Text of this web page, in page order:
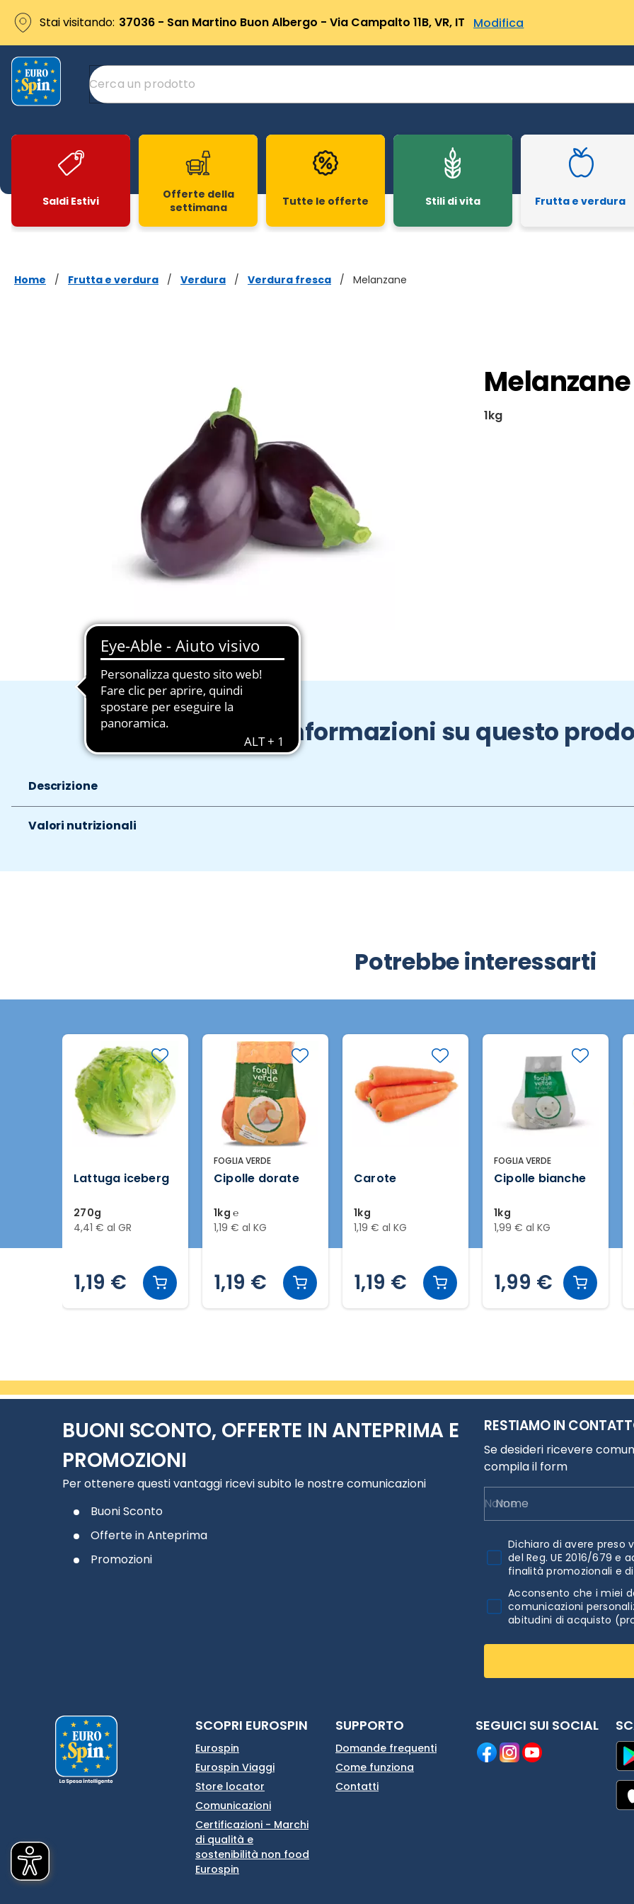
Stai visitando: 37036 - San Martino Buon Albergo - Via Campalto 11B, VR, IT Modifica
Saldi Estivi
Offerte della
settimana
Tutte le offerte Stili di vita Frutta e verdura
Home / Frutta e verdura / Verdura / Verdura fresca / Melanzane
Melanzane
1kg
Informazioni su questo
Descrizione
Valori nutrizionali
Potrebbe interessarti
Lattuga iceberg
270g
4,41 € al GR
1,19 €
FOGLIA VERDE
Cipolle dorate
1kg ℮
1,19 € al KG
1,19 €
Carote
1kg
1,19 € al KG
1,19 €
FOGLIA VERDE
Cipolle bianche
1kg
1,99 € al KG
1,99 €
BUONI SCONTO, OFFERTE IN ANTEPRIMA E
PROMOZIONI
Per ottenere questi vantaggi ricevi subito le nostre comunicazioni
Buoni Sconto
Offerte in Anteprima
Promozioni
RESTIAMO IN
Se desideri ricevere
compila il form
Nome
Dichiaro di avere preso
del Reg. UE 2016/679
finalità promozionali e
Acconsento che i miei
comunicazioni
abitudini di acquisto
SCOPRI EUROSPIN
Eurospin
Eurospin Viaggi
Store locator
Comunicazioni
Certificazioni - Marchi
di qualità e
sostenibilità non food
Eurospin
SUPPORTO
Domande frequenti
Come funziona
Contatti
SEGUICI SUI SOCIAL